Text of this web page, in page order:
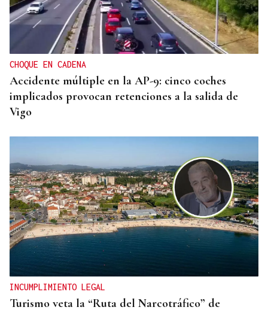
CHOQUE EN CADENA
Accidente múltiple en la AP-9: cinco coches
implicados provocan retenciones a la salida de
Vigo
INCUMPLIMIENTO LEGAL
Turismo veta la “Ruta del Narcotráfico” de